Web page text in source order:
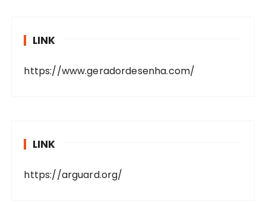
LINK
https://www.geradordesenha.com/
LINK
https://arguard.org/